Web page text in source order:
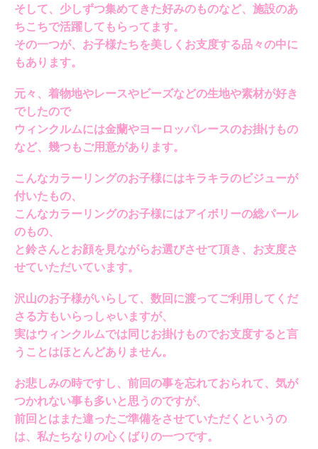
そして、少しずつ集めてきた好みのものなど、施設のあ
ちこちで活躍してもらってます。
その一つが、お子様たちを美しくお支度する品々の中に
もあります。
元々、着物地やレースやビーズなどの生地や素材が好き
でしたので
ウィンクルムには金蘭やヨーロッパレースのお掛けもの
など、幾つもご用意があります。
こんなカラーリングのお子様にはキラキラのビジューが
付いたもの、
こんなカラーリングのお子様にはアイボリーの総パール
のもの、
と鈴さんとお顔を見ながらお選びさせて頂き、お支度さ
せていただいています。
沢山のお子様がいらして、数回に渡ってご利用してくだ
さる方もいらっしゃいますが、
実はウィンクルムでは同じお掛けものでお支度すると言
うことはほとんどありません。
お悲しみの時ですし、前回の事を忘れておられて、気が
つかれない事も多いと思うのですが、
前回とはまた違ったご準備をさせていただくというの
は、私たちなりの心くばりの一つです。